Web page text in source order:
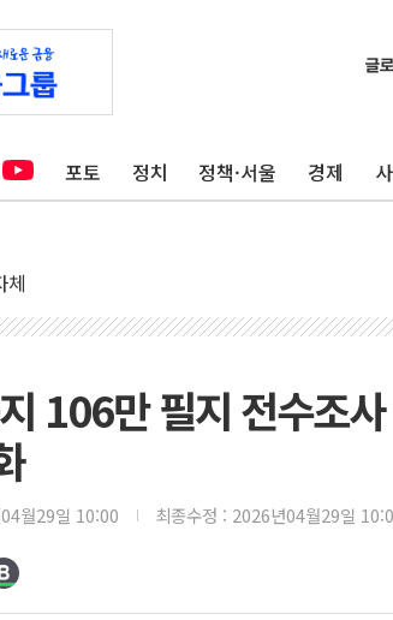
포토 정치 정책·서울 경제
체
106만 필지 전수조
월29일 10:00 최종수정 : 2026년04월29일